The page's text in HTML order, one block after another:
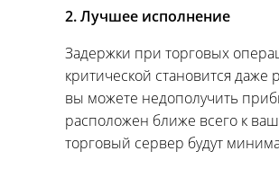
2. Лучшее исполнение
Задержки при торговых
критической становится даже
вы можете недополучить
расположен ближе всего к
торговый сервер будут